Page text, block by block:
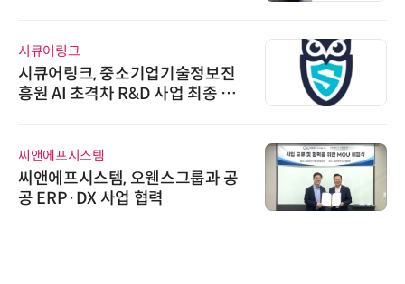
시큐어링크
시큐어링크, 중소기업기술정보진
흥원 AI 초격차 R&D 사업 최종 선
씨앤에프시스템
씨앤에프시스템, 오웬스그룹과 공
공 ERP·DX 사업 협력